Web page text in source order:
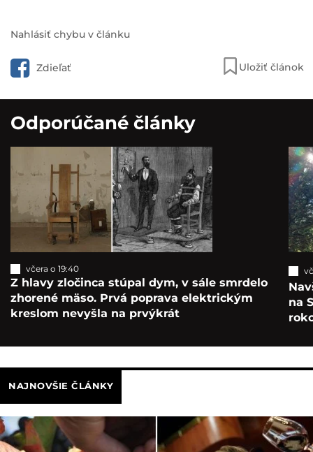
Nahlásiť chybu v článku
Zdieľať Uložiť článok
Odporúčané články
včera o 19:40
Z hlavy zločinca stúpal dym, v sále smrdelo
zhorené mäso. Prvá poprava elektrickým
kreslom nevyšla na prvýkrát
na
NAJNOVŠIE ČLÁNKY